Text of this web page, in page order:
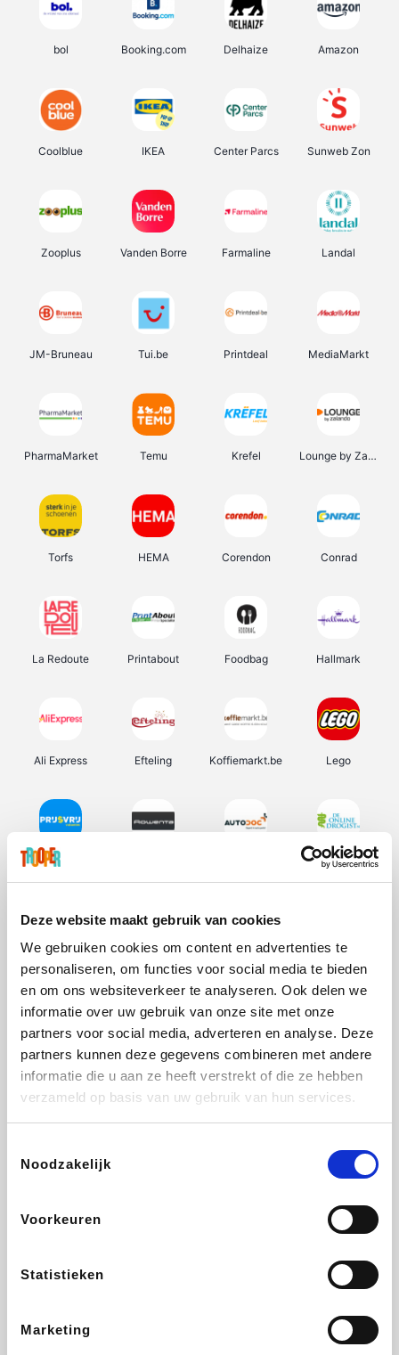
Deze website maakt gebruik van cookies
We gebruiken cookies om content en advertenties te
personaliseren, om functies voor social media te bieden
en om ons websiteverkeer te analyseren. Ook delen we
informatie over uw gebruik van onze site met onze
partners voor social media, adverteren en analyse. Deze
partners kunnen deze gegevens combineren met andere
informatie die u aan ze heeft verstrekt of die ze hebben
verzameld op basis van uw gebruik van hun services.
Noodzakelijk
Voorkeuren
Statistieken
Marketing
bol Booking.com Delhaize Amazon
Coolblue IKEA Center Parcs Sunweb Zon
Zooplus Vanden Borre Farmaline Landal
JM-Bruneau Tui.be Printdeal MediaMarkt
PharmaMarket Temu Krefel Lounge by Zalando
Torfs HEMA Corendon Conrad
La Redoute Printabout Foodbag Hallmark
Ali Express Efteling Koffiemarkt.be Lego
Prijsvrij De Online Drogist
Vidaxl Plopsa Lampenlicht.be Adidas
All Accor
DectDirect ZEB
SupraBazar